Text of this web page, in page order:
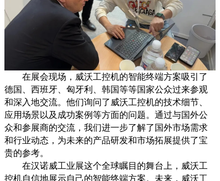
在展会现场，威沃工控机的智能终端方案吸引了
德国、西班牙、匈牙利、韩国等等国家公众过来参观
和深入地交流。他们询问了威沃工控机的技术细节、
应用场景以及成功案例等方面的问题。通过与国外公
众和参展商的交流，我们进一步了解了国外市场需求
和行业动态，为未来的产品研发和市场拓展提供了宝
贵的参考。
在汉诺威工业展这个全球瞩目的舞台上，威沃工
控机自信地展示自己的智能终端方案。未来，威沃工